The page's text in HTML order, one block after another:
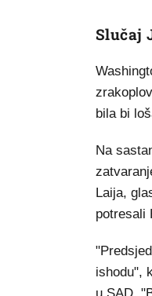
Slučaj
bila bi
Na
Laija,
potresali
ishodu",